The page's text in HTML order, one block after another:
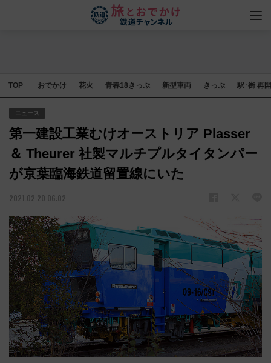
TOP おでかけ 花火 青春18きっぷ 新型車両 きっぷ 駅･街 再
ニュース
第一建設工業むけオーストリア Plasser
＆ Theurer 社製マルチプルタイタンパー
が京葉臨海鉄道留置線にいた
2021.02.20 06:02